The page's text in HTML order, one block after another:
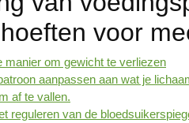
voor
manier om gewicht te verliezen
aanpassen aan wat je
af te vallen.
reguleren van de